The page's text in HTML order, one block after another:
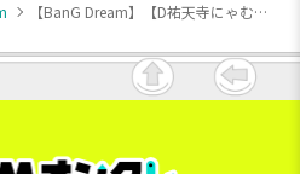
【BanG Dream】【D祐天寺にゃむ】オーバーサイズ Ave Mujica